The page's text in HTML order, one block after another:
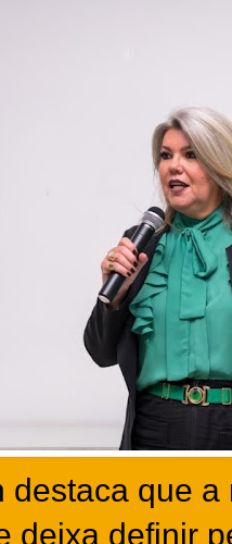
destaca que
deixa definir